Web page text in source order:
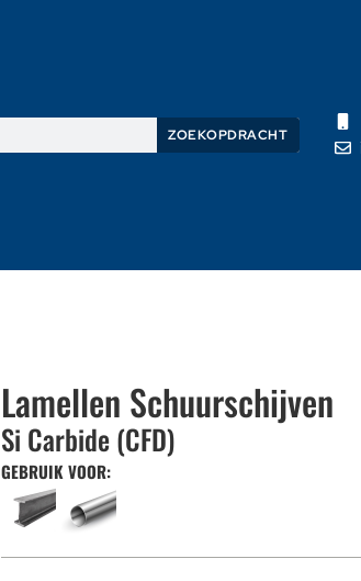
ZOEKOPDRACHT
Lamellen Schuurschijven
Si Carbide (CFD)
GEBRUIK VOOR: